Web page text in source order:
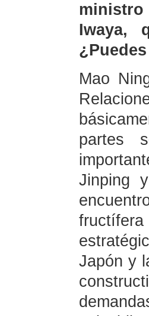
Iwaya,
Mao
partes
Jinping
Japón y